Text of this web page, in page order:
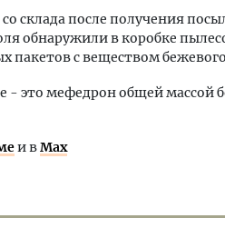
склада после получения
обнаружили в коробке
пакетов с веществом
- это мефедрон общей массой
и вMax